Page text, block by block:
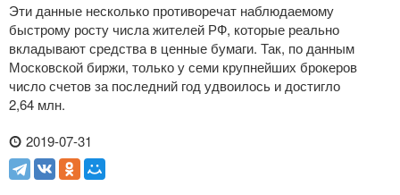
Эти данные несколько противоречат наблюдаемому
быстрому росту числа жителей РФ, которые реально
вкладывают средства в ценные бумаги. Так, по данным
Московской биржи, только у семи крупнейших брокеров
число счетов за последний год удвоилось и достигло
2,64 млн.
2019-07-31